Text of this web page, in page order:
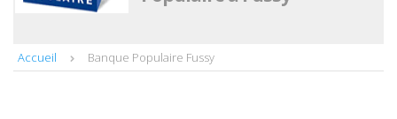
Accueil Banque Populaire Fussy